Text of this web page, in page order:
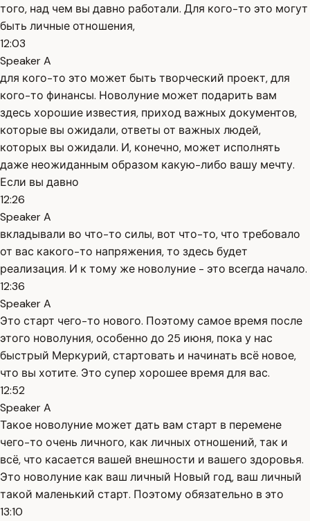
того, над чем вы давно работали. Для кого-то это могут
быть личные отношения,
12:03
Speaker A
для кого-то это может быть творческий проект, для
кого-то финансы. Новолуние может подарить вам
здесь хорошие известия, приход важных документов,
которые вы ожидали, ответы от важных людей,
которых вы ожидали. И, конечно, может исполнять
даже неожиданным образом какую-либо вашу мечту.
Если вы давно
12:26
Speaker A
вкладывали во что-то силы, вот что-то, что требовало
от вас какого-то напряжения, то здесь будет
реализация. И к тому же новолуние - это всегда начало.
12:36
Speaker A
Это старт чего-то нового. Поэтому самое время после
этого новолуния, особенно до 25 июня, пока у нас
быстрый Меркурий, стартовать и начинать всё новое,
что вы хотите. Это супер хорошее время для вас.
12:52
Speaker A
Такое новолуние может дать вам старт в перемене
чего-то очень личного, как личных отношений, так и
всё, что касается вашей внешности и вашего здоровья.
Это новолуние как ваш личный Новый год, ваш личный
такой маленький старт. Поэтому обязательно в это
13:10